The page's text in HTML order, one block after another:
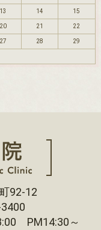
13 14 15
20 21 22
27 28 29
92-12
PM14:30～